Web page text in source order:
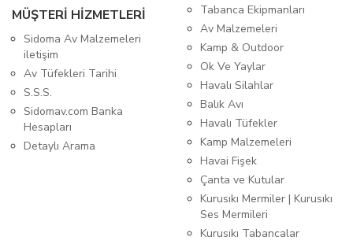
MÜŞTERİ HİZMETLERİ
Sidoma Av Malzemeleri
iletişim
Av Tüfekleri Tarihi
S.S.S.
Sidomav.com Banka
Hesapları
Detaylı Arama
Tabanca Ekipmanları
Av Malzemeleri
Kamp & Outdoor
Ok Ve Yaylar
Havalı Silahlar
Balık Avı
Havalı Tüfekler
Kamp Malzemeleri
Havai Fişek
Çanta ve Kutular
Kurusıkı Mermiler | Kurusıkı
Ses Mermileri
Kurusıkı Tabancalar